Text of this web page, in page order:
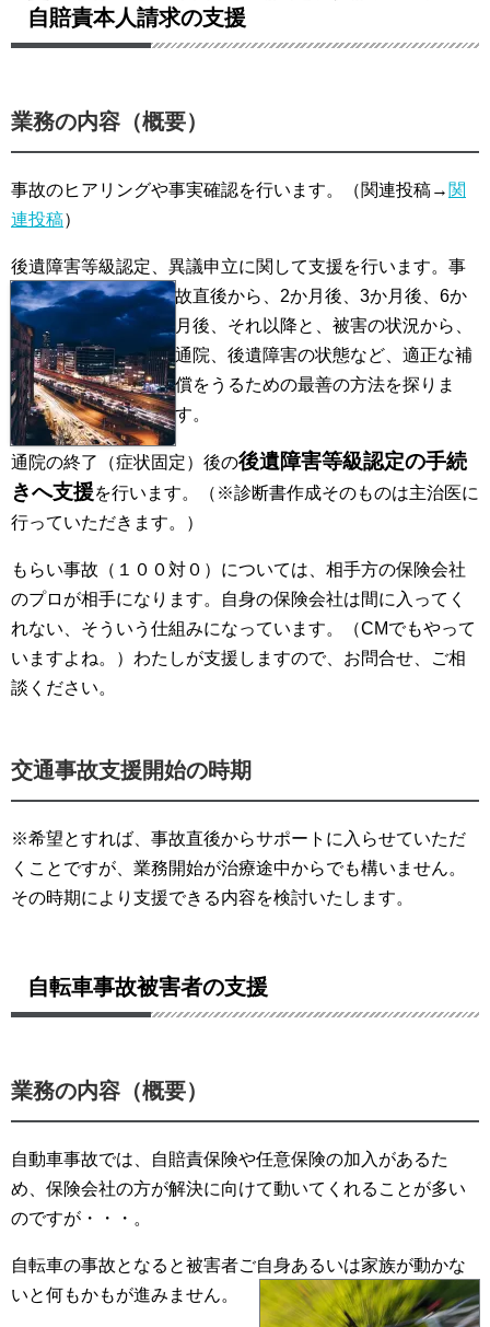
自賠責本人請求の支援
業務の内容（概要）
事故のヒアリングや事実確認を行います。（関連投稿→ 関
連投稿）
後遺障害等級認定、異議申立に関して支援を行います。事
故直後から、2か月後、3か月後、 6か
月後、それ以降と、被害の状況から、
通院、後遺障害の状態など、適正な補
償をうるための最善の方法を探りま
す。
通院の終了（症状固定）後の後遺障害等級認定の手続
きへ支援を行います。（※診断書作成そのものは主治医に
行っていただきます。）
もらい事故（１００対０）については、相手方の保険会社
のプロが相手になります。自身の保険会社は間に入ってく
れない、そういう仕組みになっています。（CMでもやって
いますよね。）わたしが支援しますので、お問合せ、ご相
談ください。
交通事故支援開始の時期
※希望とすれば、事故直後からサポートに入らせていただ
くことですが、業務開始が治療途中からでも構いません。
その時期により支援できる内容を検討いたします。
自転車事故被害者の支援
業務の内容（概要）
自動車事故では、自賠責保険や任意保険の加入があるた
め、保険会社の方が解決に向けて動いてくれることが多い
のですが・・・。
自転車の事故となると被害者ご自身あるいは家族が動かな
いと何もかもが進みません。
会社・法人設立関係
営業等許可関係（飲食・風営関係）
運送許可関係
相談業務
補助金申請・事業融資支援
離婚公正証書作成支援
契約書作成・審査